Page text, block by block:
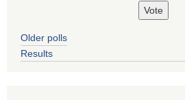
Older polls
Results